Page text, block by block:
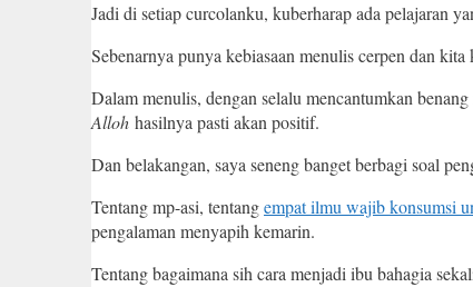
Jadi di setiap curcolanku, kuberharap ada pelajaran
Sebenarnya punya kebiasaan menulis cerpen dan kita
Dalam menulis, dengan selalu mencantumkan
Alloh hasilnya pasti akan positif.
Dan belakangan, saya seneng banget berbagi soal
Tentang mp-asi, tentangempat ilmu wajib konsumsi
pengalaman menyapih kemarin.
Tentang bagaimana sih cara menjadi ibu bahagia